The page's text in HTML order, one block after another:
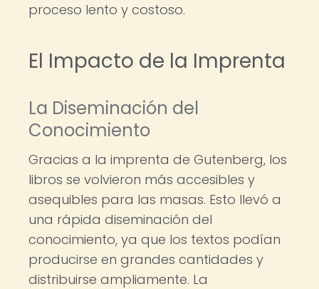
proceso lento y costoso.
El Impacto de la Imprenta
La Diseminación del
Conocimiento
Gracias a la imprenta de Gutenberg, los
libros se volvieron más accesibles y
asequibles para las masas. Esto llevó a
una rápida diseminación del
conocimiento, ya que los textos podían
producirse en grandes cantidades y
distribuirse ampliamente. La